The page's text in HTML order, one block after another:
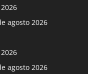
agosto 2026
agosto 2026